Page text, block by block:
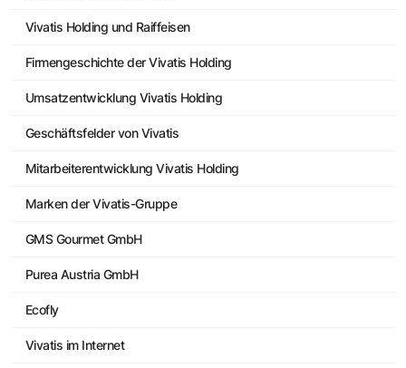
Vivatis Holding und Raiffeisen
Firmengeschichte der Vivatis Holding
Umsatzentwicklung Vivatis Holding
Geschäftsfelder von Vivatis
Mitarbeiterentwicklung Vivatis Holding
Marken der Vivatis-Gruppe
GMS Gourmet GmbH
Purea Austria GmbH
Ecofly
Vivatis im Internet